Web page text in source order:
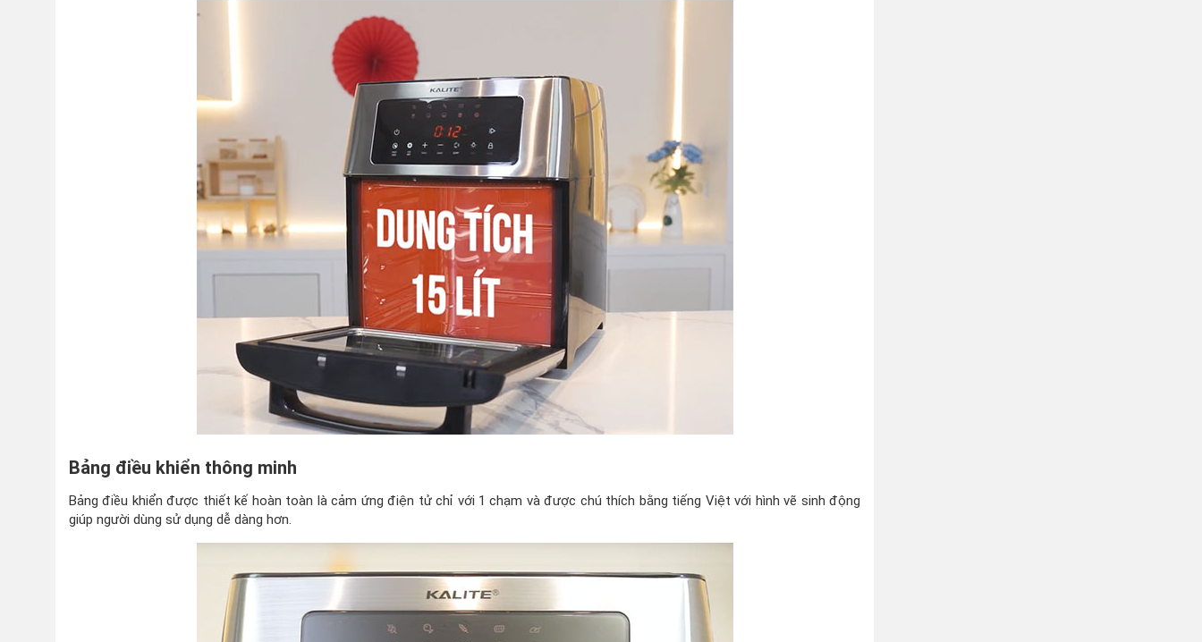
Bảng điều khiển thông minh
Bảng điều khiển được thiết kế hoàn toàn là cảm ứng điện tử chỉ với 1 chạm và được chú thích bằng tiếng Việt với hình vẽ sinh động
giúp người dùng sử dụng dễ dàng hơn.